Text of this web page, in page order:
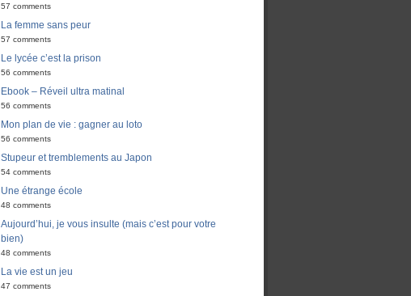
57 comments
La femme sans peur
57 comments
Le lycée c’est la prison
56 comments
Ebook – Réveil ultra matinal
56 comments
Mon plan de vie : gagner au loto
56 comments
Stupeur et tremblements au Japon
54 comments
Une étrange école
48 comments
Aujourd’hui, je vous insulte (mais c’est pour votre
bien)
48 comments
La vie est un jeu
47 comments